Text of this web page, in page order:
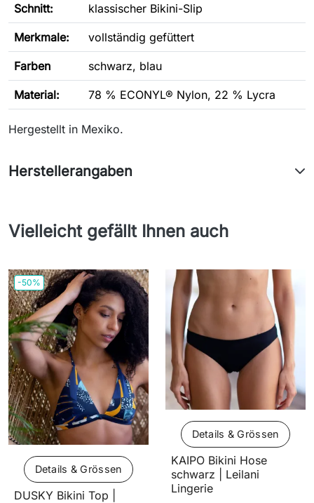
Schnitt: klassischer Bikini-Slip
Merkmale: vollständig gefüttert
Farben schwarz, blau
Material: 78 % ECONYL® Nylon, 22 % Lycra
Hergestellt in Mexiko.
Herstellerangaben
Vielleicht gefällt Ihnen auch
-50%
Details & Grössen
DUSKY Bikini Top |
Details & Grössen
KAIPO Bikini Hose
schwarz | Leilani
Lingerie